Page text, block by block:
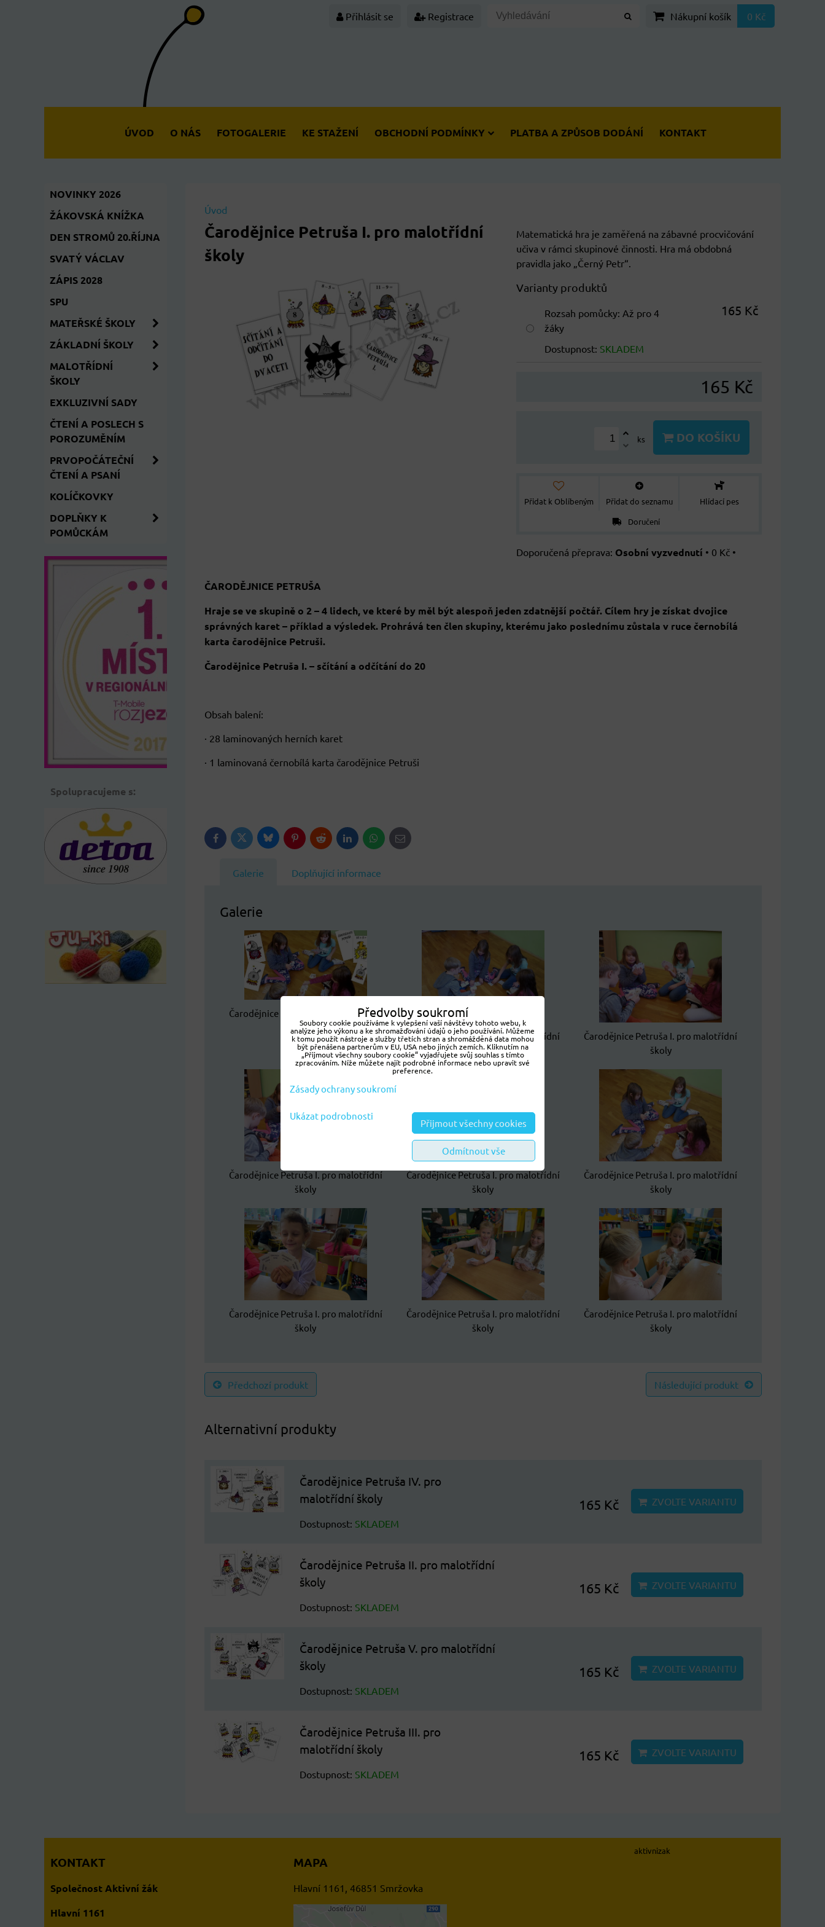
Přihlásit se Registrace Nákupní košík 0 Kč
ÚVOD O NÁS FOTOGALERIE KE STAŽENÍ OBCHODNÍ PODMÍNKY PLATBA A ZPŮSOB DODÁNÍ KONTAKT
Úvod
Čarodějnice Petruša I. pro malotřídní
školy
Matematická hra je zaměřená na zábavné procvičování
učiva v rámci skupinové činnosti. Hra má obdobná
pravidla jako „Černý Petr“.
Varianty produktů
Rozsah pomůcky: Až pro 4
žáky
Dostupnost: SKLADEM
165 Kč
165 Kč
ks DO KOŠÍKU
Přidat k Oblíbeným Přidat do seznamu
Hlídací pes
Doručení
Osobní vyzvednutí • 0 Kč •
ČARODĚJNICE PETRUŠA
Hraje se ve skupině o 2 – 4 lidech, ve které by měl být alespoň jeden zdatnější počtář. Cílem hry je získat dvojice
správných karet – příklad a výsledek. Prohrává ten člen skupiny, kterému jako poslednímu zůstala v ruce černobílá
karta čarodějnice Petruši.
Čarodějnice Petruša I. – sčítání a odčítání do 20
Obsah balení:
· 28 laminovaných herních karet
· 1 laminovaná černobílá karta čarodějnice Petruši
FacebookTwitterBlueskyPinterestReddit LinkedInWhatsApp
E-
mail
Galerie Doplňující informace
Galerie
Čarodějnice Petruša I. pro malotřídní
školy
Čarodějnice Petruša I. pro malotřídní
školy
Čarodějnice Petruša I. pro malotřídní
školy
Čarodějnice Petruša I. pro malotřídní
školy
Čarodějnice Petruša I. pro malotřídní
školy
Čarodějnice Petruša I. pro malotřídní
školy
Čarodějnice Petruša I. pro malotřídní
školy
Čarodějnice Petruša I. pro malotřídní
školy
Čarodějnice Petruša I. pro malotřídní
školy
Předchozí produkt Následující produkt
Alternativní produkty
Čarodějnice Petruša IV. pro
malotřídní školy
Dostupnost: SKLADEM
165 Kč ZVOLTE VARIANTU
Čarodějnice Petruša II. pro malotřídní
školy
Dostupnost: SKLADEM
165 Kč ZVOLTE VARIANTU
Čarodějnice Petruša V. pro malotřídní
školy
Dostupnost: SKLADEM
165 Kč ZVOLTE VARIANTU
Čarodějnice Petruša III. pro
malotřídní školy
Dostupnost: SKLADEM
165 Kč ZVOLTE VARIANTU
NOVINKY 2026
ŽÁKOVSKÁ KNÍŽKA
DEN STROMŮ 20.ŘÍJNA
SVATÝ VÁCLAV
ZÁPIS 2028
SPU
MATEŘSKÉ ŠKOLY
ZÁKLADNÍ ŠKOLY
MALOTŘÍDNÍ
ŠKOLY
EXKLUZIVNÍ SADY
ČTENÍ A POSLECH S
POROZUMĚNÍM
PRVOPOČÁTEČNÍ
ČTENÍ A PSANÍ
KOLÍČKOVKY
DOPLŇKY K
POMŮCKÁM
Spolupracujeme s:
KONTAKT
Společnost Aktivní žák
Hlavní 1161
MAPA
Hlavní 1161, 46851 Smržovka
aktivnizak
Předvolby soukromí
Soubory cookie používáme k vylepšení vaší návštěvy tohoto webu, k
analýze jeho výkonu a ke shromažďování údajů o jeho používání. Můžeme
k tomu použít nástroje a služby třetích stran a shromážděná data mohou
být přenášena partnerům v EU, USA nebo jiných zemích. Kliknutím na
„Přijmout všechny soubory cookie“ vyjadřujete svůj souhlas s tímto
zpracováním. Níže můžete najít podrobné informace nebo upravit své
preference.
Zásady ochrany soukromí
Ukázat podrobnosti
Přijmout všechny cookies
Odmítnout vše